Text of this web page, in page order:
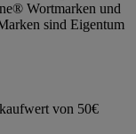
Wortmarken und
sind Eigentum
von 50€